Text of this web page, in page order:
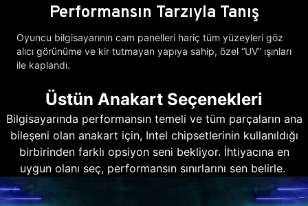
Performansın Tarzıyla Tanış
Oyuncu bilgisayarının cam panelleri hariç tüm yüzeyleri göz
alıcı görünüme ve kir tutmayan yapıya sahip, özel “UV” ışınları
ile kaplandı.
Üstün Anakart Seçenekleri
Bilgisayarında performansın temeli ve tüm parçaların ana
bileşeni olan anakart için, Intel chipsetlerinin kullanıldığı
birbirinden farklı opsiyon seni bekliyor. İhtiyacına en
uygun olanı seç, performansın sınırlarını sen belirle.